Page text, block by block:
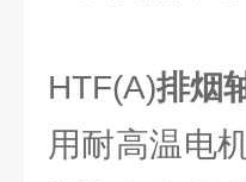
HTF(A)排烟
用耐高温电